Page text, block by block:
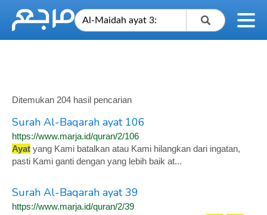
Ditemukan 204 hasil pencarian
Surah Al-Baqarah ayat 106
https://www.marja.id/quran/2/106
Ayat yang Kami batalkan atau Kami hilangkan dari ingatan,
pasti Kami ganti dengan yang lebih baik at...
Surah Al-Baqarah ayat 39
https://www.marja.id/quran/2/39